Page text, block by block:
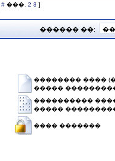
# ���. 2 3 ]
������ ��:
�������� ����
�����
����������
�����
���� �������